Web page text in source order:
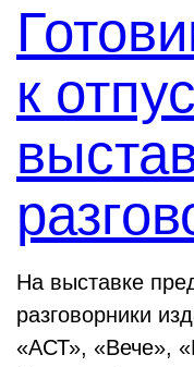
к
На выставке
разговорники
«АСТ», «Вече»,